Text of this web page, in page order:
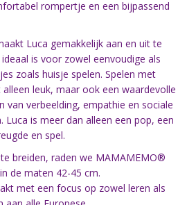
rompertje en een bijpassend
Luca gemakkelijk aan en uit te
is voor zowel eenvoudige als
zoals huisje spelen. Spelen met
leuk, maar ook een waardevolle
van verbeelding, empathie en sociale
Luca is meer dan alleen een pop, een
en spel.
breiden, raden we MAMAMEMO®
de maten 42-45 cm.
met een focus op zowel leren als